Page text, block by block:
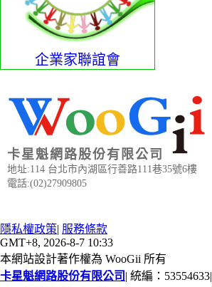
企業家聯誼會
卡星魁網路股份有限公司
地址:114 台北市內湖區行善路111巷35號6樓
電話:(02)27909805
隱私權政策| 服務條款
GMT+8, 2026-8-7 10:33
本網站設計著作權為 WooGii 所有
卡星魁網路股份有限公司 | 統編：53554633|